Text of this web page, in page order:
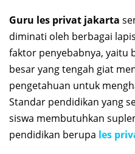
Guru les privat jakarta
diminati oleh berbagai
faktor penyebabnya, yaitu
besar yang tengah giat
pengetahuan untuk
Standar pendidikan yang
siswa membutuhkan
pendidikan berupa les